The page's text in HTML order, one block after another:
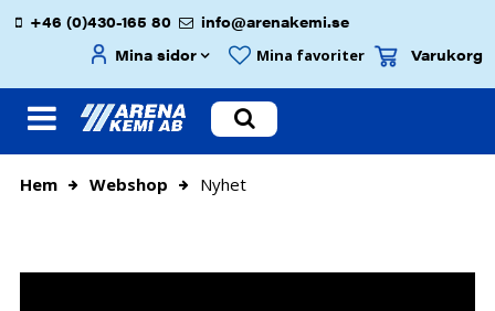
+46 (0)430-165 80
info@arenakemi.se
Mina sidor
Mina favoriter Varukorg
Hem Webshop Nyhet